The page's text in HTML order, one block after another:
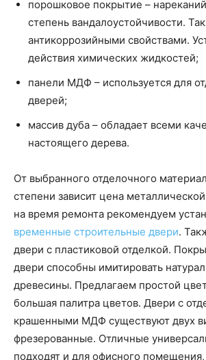
порошковое покрытие –
степень вандалоустойчивости.
антикоррозийными свойствами.
действия химических жидкостей;
панели МДФ – используется для
дверей;
массив дуба – обладает всеми
настоящего дерева.
От выбранного отделочного
степени зависит цена
на время ремонта рекомендуем
временные строительные двери.
двери с пластиковой отделкой.
двери способны имитировать
древесины. Предлагаем простой
большая палитра цветов. Двери с
крашенными МДФ существуют двух
фрезерованные. Отличные
подходят и для офисного